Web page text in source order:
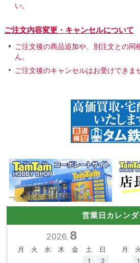
い。
ご注文内容変更・キャンセルについて
ご注文後の商品追加や、別注文との同
ん。
ご注文後のキャンセルはお受けできま
営業日カレン
2026. 8
月 火 水 木 金 土
日
1
2
月 火
1